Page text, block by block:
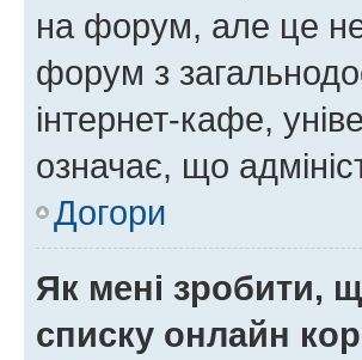
на форум, але це
форум з
інтернет-кафе,
означає, що
Догори
Як мені зробити,
списку онлайн